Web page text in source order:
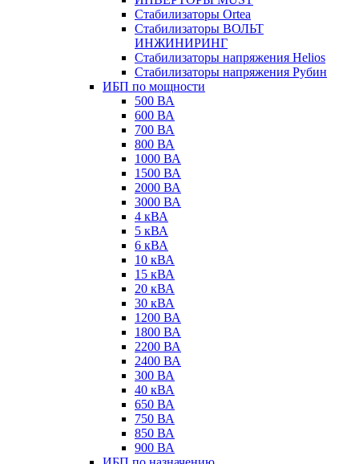
Стабилизаторы Ortea
Стабилизаторы ВОЛЬТ
ИНЖИНИРИНГ
Стабилизаторы напряжения Helios
Стабилизаторы напряжения Рубин
ИБП по мощности
500 ВА
600 ВА
700 ВА
800 ВА
1000 ВА
1500 ВА
2000 ВА
3000 ВА
4 кВА
5 кВА
6 кВА
10 кВА
15 кВА
20 кВА
30 кВА
1200 ВА
1800 ВА
2200 ВА
2400 ВА
300 ВА
40 кВА
650 ВА
750 ВА
850 ВА
900 ВА